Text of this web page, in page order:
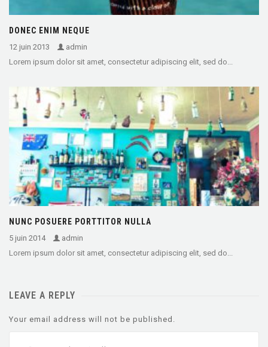
DONEC ENIM NEQUE
12 juin 2013
admin
Lorem ipsum dolor sit amet, consectetur adipiscing elit, sed do...
NUNC POSUERE PORTTITOR NULLA
5 juin 2014
admin
Lorem ipsum dolor sit amet, consectetur adipiscing elit, sed do...
LEAVE A REPLY
Your email address will not be published.